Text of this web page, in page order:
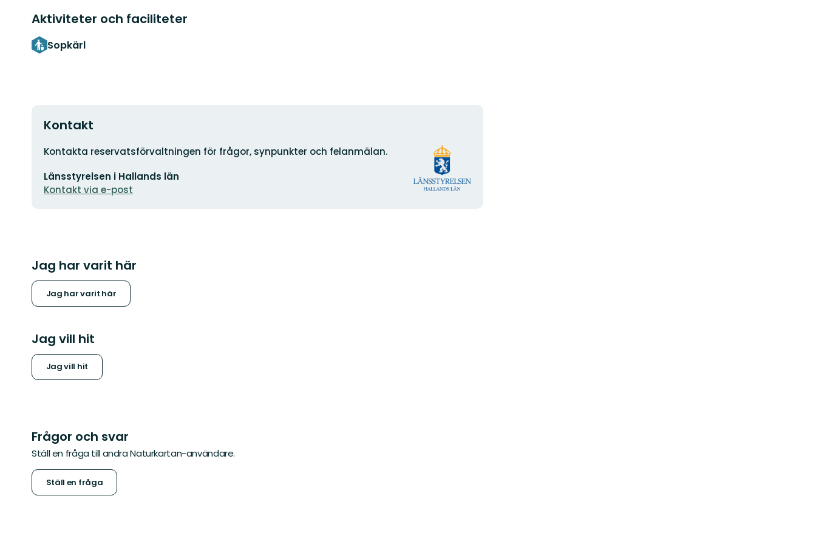
Aktiviteter och faciliteter
Sopkärl
Kontakt
Adress
Kontakta reservatsförvaltningen för frågor, synpunkter och felanmälan.
postadress
Länsstyrelsen i Hallands län
Kontakt via e-post
Organisationens
logotyp
Jag har varit här
Jag har varit här
Jag vill hit
Jag vill hit
Frågor och svar
Ställ en fråga till andra Naturkartan-användare.
Ställ en fråga